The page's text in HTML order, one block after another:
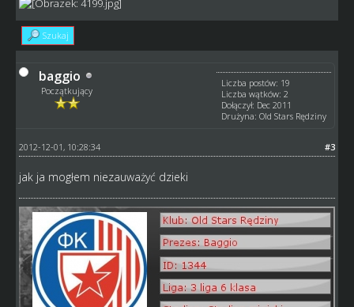
Szukaj
baggio
Początkujący
Liczba postów: 19
Liczba wątków: 2
Dołączył: Dec 2011
Drużyna: Old Stars Rędziny
#3
2012-12-01, 10:28:34
jak ja mogłem niezauważyć dzieki